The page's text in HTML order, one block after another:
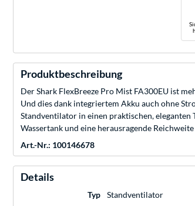
Produktbeschreibung
Der Shark FlexBreeze Pro Mist FA300EU ist
Und dies dank integriertem Akku auch ohne
Standventilator in einen praktischen,
Wassertank und eine herausragende
Art.-Nr.: 100146678
Details
Typ
Standventilator